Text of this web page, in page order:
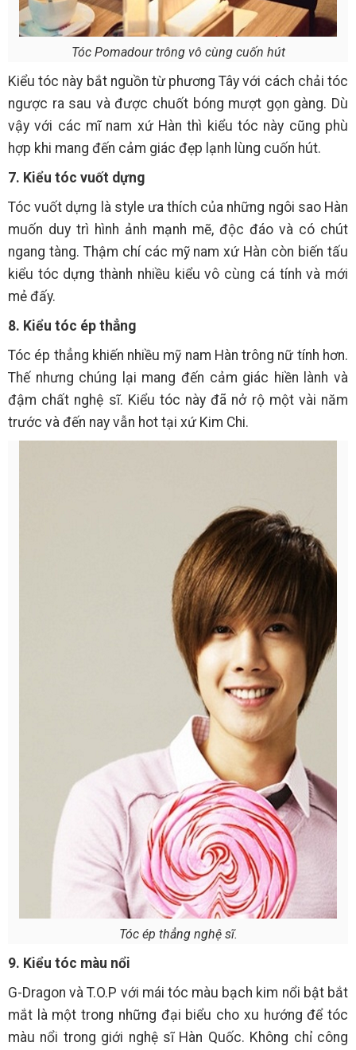
Tóc Pomadour trông vô cùng cuốn hút
Kiểu tóc này bắt nguồn từ phương Tây với cách chải tóc
ngược ra sau và được chuốt bóng mượt gọn gàng. Dù
vậy với các mĩ nam xứ Hàn thì kiểu tóc này cũng phù
hợp khi mang đến cảm giác đẹp lạnh lùng cuốn hút.
7. Kiểu tóc vuốt dựng
Tóc vuốt dựng là style ưa thích của những ngôi sao Hàn
muốn duy trì hình ảnh mạnh mẽ, độc đáo và có chút
ngang tàng. Thậm chí các mỹ nam xứ Hàn còn biến tấu
kiểu tóc dựng thành nhiều kiểu vô cùng cá tính và mới
mẻ đấy.
8. Kiểu tóc ép thẳng
Tóc ép thẳng khiến nhiều mỹ nam Hàn trông nữ tính hơn.
Thế nhưng chúng lại mang đến cảm giác hiền lành và
đậm chất nghệ sĩ. Kiểu tóc này đã nở rộ một vài năm
trước và đến nay vẫn hot tại xứ Kim Chi.
Tóc ép thẳng nghệ sĩ.
9. Kiểu tóc màu nổi
G-Dragon và T.O.P với mái tóc màu bạch kim nổi bật bắt
mắt là một trong những đại biểu cho xu hướng để tóc
màu nổi trong giới nghệ sĩ Hàn Quốc. Không chỉ công